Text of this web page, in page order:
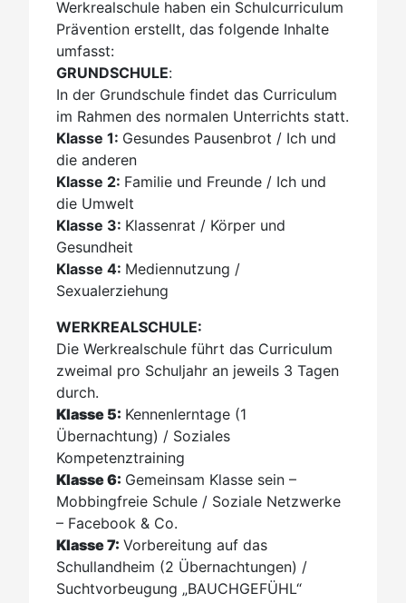
Werkrealschule haben ein Schulcurriculum
Prävention erstellt, das folgende Inhalte
umfasst:
GRUNDSCHULE:
In der Grundschule findet das Curriculum
im Rahmen des normalen Unterrichts statt.
Klasse 1: Gesundes Pausenbrot / Ich und
die anderen
Klasse 2: Familie und Freunde / Ich und
die Umwelt
Klasse 3: Klassenrat / Körper und
Gesundheit
Klasse 4: Mediennutzung /
Sexualerziehung
WERKREALSCHULE:
Die Werkrealschule führt das Curriculum
zweimal pro Schuljahr an jeweils 3 Tagen
durch.
Klasse 5: Kennenlerntage (1
Übernachtung) / Soziales
Kompetenztraining
Klasse 6: Gemeinsam Klasse sein –
Mobbingfreie Schule / Soziale Netzwerke
– Facebook & Co.
Klasse 7: Vorbereitung auf das
Schullandheim (2 Übernachtungen) /
Suchtvorbeugung „BAUCHGEFÜHL“